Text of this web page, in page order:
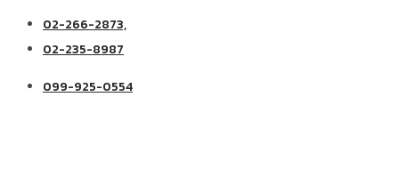
02-266-2873,
02-235-8987
099-925-0554